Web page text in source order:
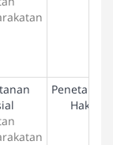
Penetapan
Hak